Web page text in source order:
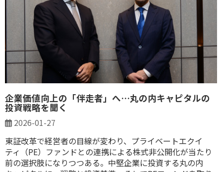
企業価値向上の「伴走者」へ…丸の内キャピタルの
投資戦略を聞く
2026-01-27
東証改革で経営者の目線が変わり、プライベートエクイ
ティ（PE）ファンドとの連携による株式非公開化が当たり
前の選択肢になりつつある。中堅企業に投資する丸の内